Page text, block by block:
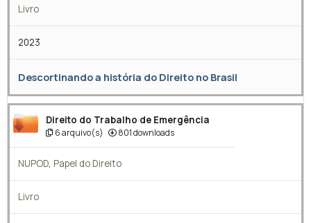
Livro
2023
Descortinando a história do Direito no Brasil
Direito do Trabalho de Emergência
6 arquivo(s) 801 downloads
NUPOD, Papel do Direito
Livro